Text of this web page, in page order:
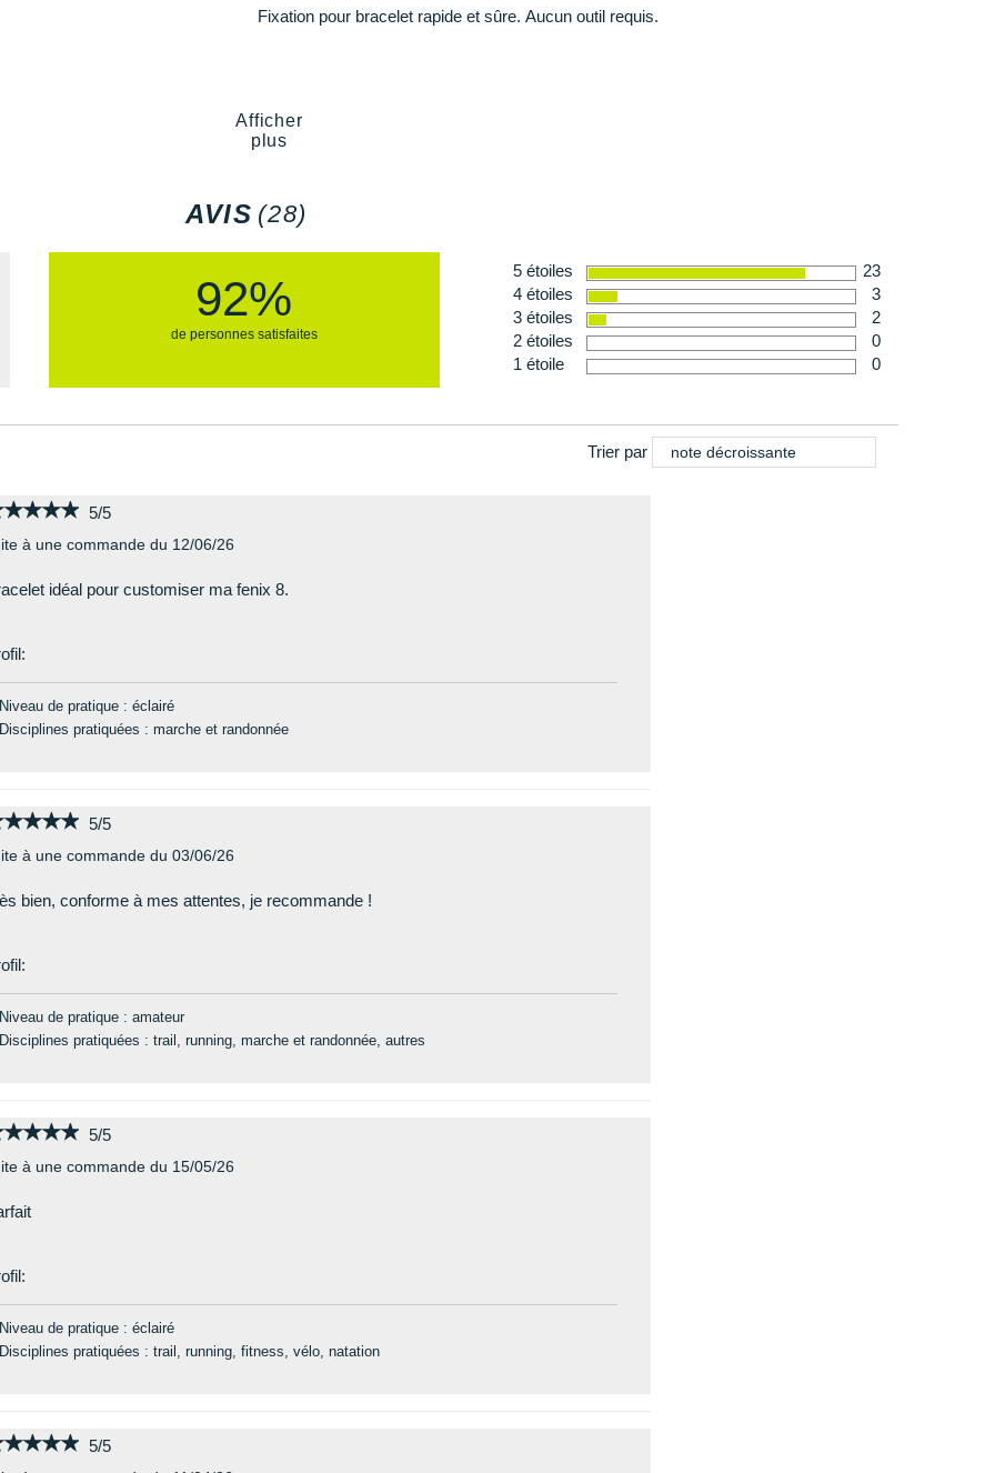
MARQ Driver
MARQ Golfer (Gen 2) - Carbon Edition
quatix 6 Titanium
quatix 7 Pro
tactix 8 - 47 mm, AMOLED
Fixation pour bracelet rapide et sûre. Aucun outil requis.
Afficher
plus
AVIS (28)
92%
de personnes satisfaites
5 étoiles
23
4 étoiles
3
3 étoiles
2
2 étoiles
0
1 étoile
0
Trier par note décroissante
5/5
à une commande du 12/06/26
idéal pour customiser ma fenix 8.
de pratique : éclairé
pratiquées : marche et randonnée
5/5
à une commande du 03/06/26
bien, conforme à mes attentes, je recommande !
de pratique : amateur
pratiquées : trail, running, marche et randonnée, autres
5/5
à une commande du 15/05/26
de pratique : éclairé
pratiquées : trail, running, fitness, vélo, natation
5/5